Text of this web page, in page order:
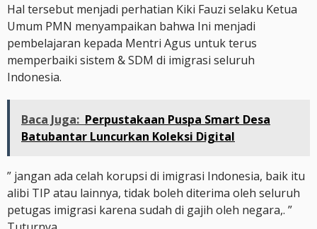
Hal tersebut menjadi perhatian Kiki Fauzi selaku Ketua
Umum PMN menyampaikan bahwa Ini menjadi
pembelajaran kepada Mentri Agus untuk terus
memperbaiki sistem & SDM di imigrasi seluruh
Indonesia.
Baca Juga: Perpustakaan Puspa Smart Desa
Batubantar Luncurkan Koleksi Digital
” jangan ada celah korupsi di imigrasi Indonesia, baik itu
alibi TIP atau lainnya, tidak boleh diterima oleh seluruh
petugas imigrasi karena sudah di gajih oleh negara,. ”